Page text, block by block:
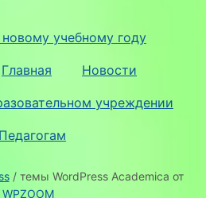
учебному году
Главная Новости
учреждении
Педагогам
/ темы WordPress Academica от
WPZOOM